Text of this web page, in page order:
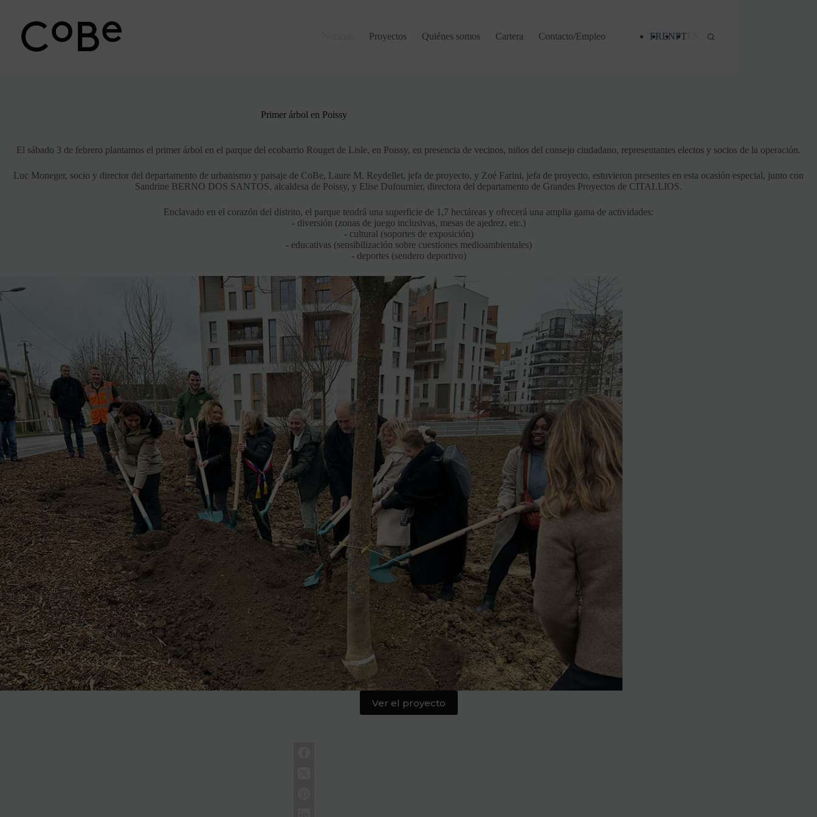
contenido
Proyectos Quiénes somos Cartera Contacto/Empleo FRENPTES
Primer árbol en Poissy
El sábado 3 de febrero plantamos el primer árbol en el parque del ecobarrio Rouget de Lisle, en Poissy, en presencia de vecinos, niños del consejo ciudadano, representantes electos y socios de la operación.
Luc Moneger, socio y director del departamento de urbanismo y paisaje de CoBe, Laure M. Reydellet, jefa de proyecto, y Zoé Farini, jefa de proyecto, estuvieron presentes en esta ocasión especial, junto con
Sandrine BERNO DOS SANTOS, alcaldesa de Poissy, y Elise Dufournier, directora del departamento de Grandes Proyectos de CITALLIOS.
Enclavado en el corazón del distrito, el parque tendrá una superficie de 1,7 hectáreas y ofrecerá una amplia gama de actividades:
- diversión (zonas de juego inclusivas, mesas de ajedrez, etc.)
- cultural (soportes de exposición)
- educativas (sensibilización sobre cuestiones medioambientales)
- deportes (sendero deportivo)
Ver el proyecto